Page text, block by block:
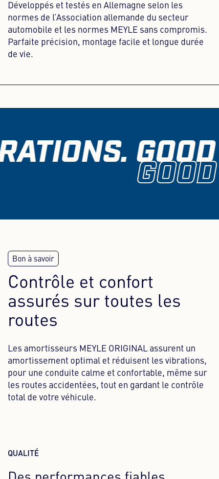
Développés et testés en Allemagne selon les
normes de l’Association allemande du secteur
automobile et les normes MEYLE sans compromis.
Parfaite précision, montage facile et longue durée
de vie.
Contrôle et confort
assurés sur toutes les
routes
Les amortisseurs MEYLE ORIGINAL assurent un
amortissement optimal et réduisent les vibrations,
pour une conduite calme et confortable, même sur
les routes accidentées, tout en gardant le contrôle
total de votre véhicule.
QUALITÉ